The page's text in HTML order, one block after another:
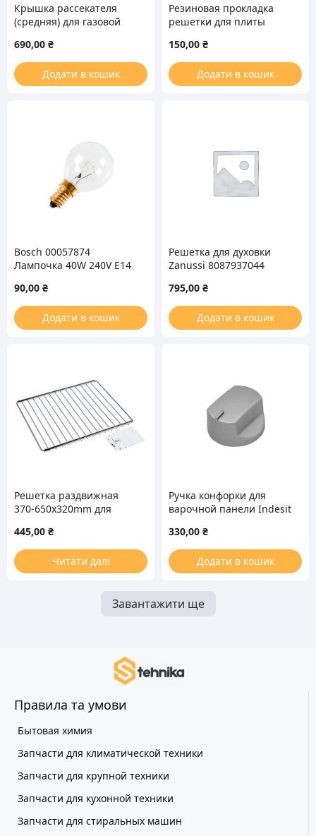
Крышка рассекателя
(средняя) для газовой
8072424024
690,00 ₴
Додати в кошик
Резиновая прокладка
решетки для плиты
150,00 ₴
Додати в кошик
Bosch 00057874
Лампочка 40W 240V E14
90,00 ₴
Додати в кошик
Решетка для духовки
Zanussi 8087937044
795,00 ₴
Додати в кошик
Решетка раздвижная
370-650х320mm для
445,00 ₴
Читати далі
Ручка конфорки для
варочной панели Indesit
330,00 ₴
Додати в кошик
Завантажити ще
Правила та умови
Бытовая химия
Запчасти для климатической техники
Запчасти для крупной техники
Запчасти для кухонной техники
Запчасти для стиральных машин